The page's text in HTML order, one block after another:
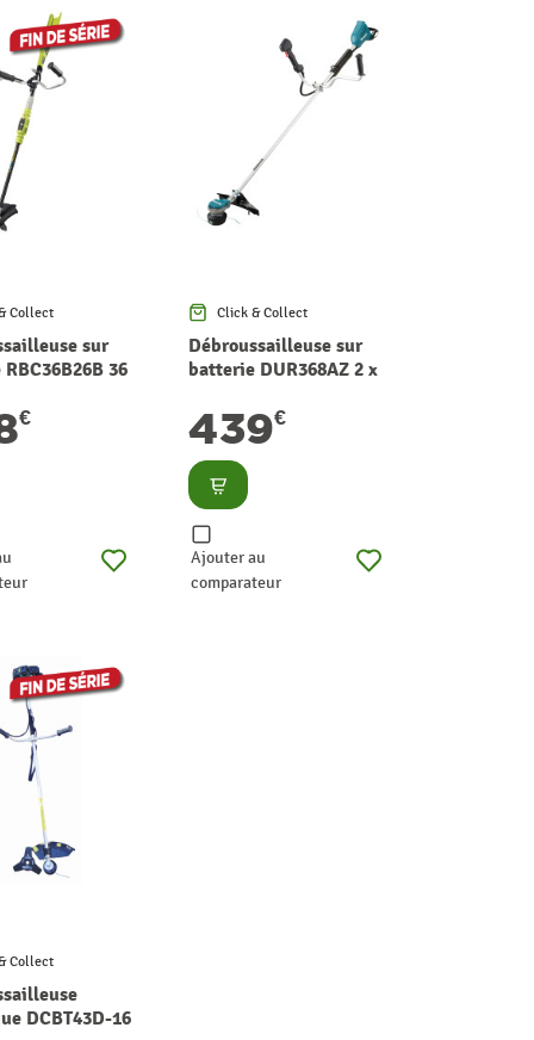
Collect
sur
36
€
Click & Collect
Débroussailleuse sur
batterie DUR368AZ 2 x
439€
Consulter
Ajouter au
comparateur
Collect
DCBT43D-16